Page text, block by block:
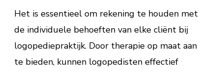
Het is essentieel om rekening te houden met
de individuele behoeften van elke cliënt bij
logopediepraktijk. Door therapie op maat aan
te bieden, kunnen logopedisten effectief